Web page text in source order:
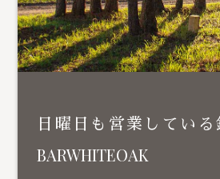
日曜日も営業している
BARWHITEOAK